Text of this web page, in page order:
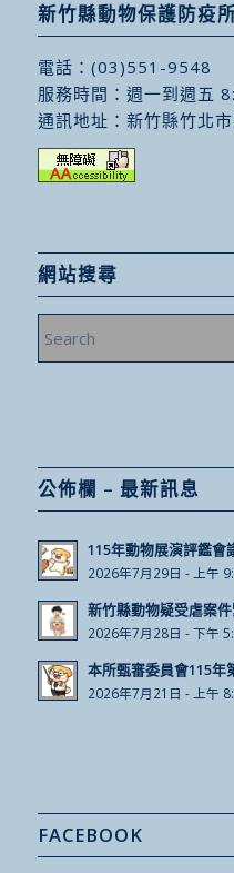
新竹縣動物保護防疫
電話： (03)551-9548
服務時間：週一到週五
通訊地址： 新竹縣竹北
網站搜尋
公佈欄 – 最新訊息
115年動物展演評鑑會
2026年7月29日 - 上午
新竹縣動物疑受虐案
2026年7月28日 - 下午
本所甄審委員會115年
2026年7月21日 - 上午
FACEBOOK